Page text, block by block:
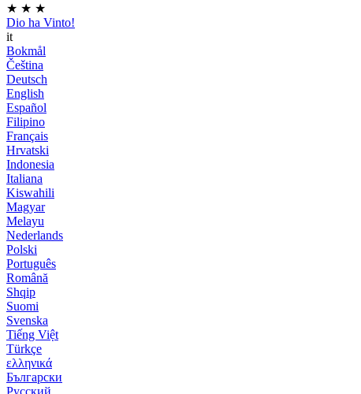
★ ★ ★
Dio ha Vinto!
it
Bokmål
Čeština
Deutsch
English
Español
Filipino
Français
Hrvatski
Indonesia
Italiana
Kiswahili
Magyar
Melayu
Nederlands
Polski
Português
Română
Shqip
Suomi
Svenska
Tiếng Việt
Türkçe
ελληνικά
Български
Русский